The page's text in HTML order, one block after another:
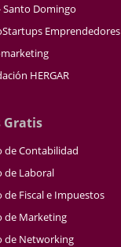
Santo Domingo
Emprendedores
HERGAR
Gratis
de Contabilidad
de Laboral
de Fiscal e Impuestos
de Marketing
de Networking